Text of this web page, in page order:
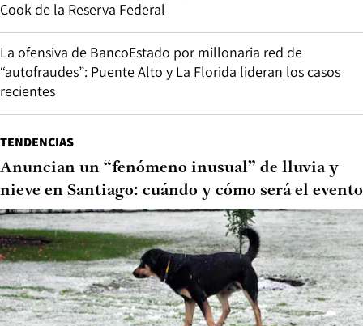
Cook de la Reserva Federal
La ofensiva de BancoEstado por millonaria red de
“autofraudes”: Puente Alto y La Florida lideran los casos
recientes
TENDENCIAS
Anuncian un “fenómeno inusual” de lluvia y
nieve en Santiago: cuándo y cómo será el evento